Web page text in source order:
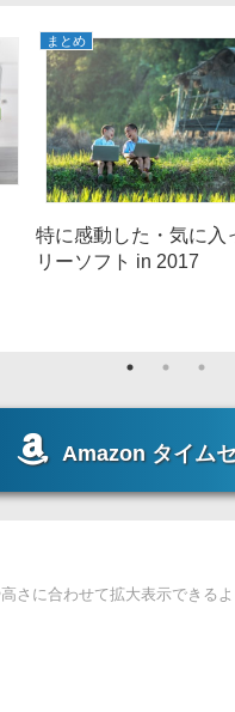
まとめ
特に感動した・気に入
リーソフト in 2017
Amazon タイム
さに合わせて拡大表示できる